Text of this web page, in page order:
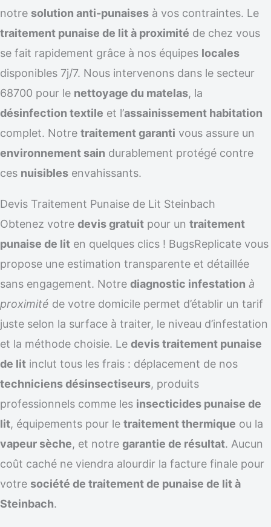
notre solution anti-punaises à vos contraintes. Le
traitement punaise de lit à proximité de chez vous
se fait rapidement grâce à nos équipes locales
disponibles 7j/7. Nous intervenons dans le secteur
68700 pour le nettoyage du matelas, la
désinfection textile et l’assainissement habitation
complet. Notre traitement garanti vous assure un
environnement sain durablement protégé contre
ces nuisibles envahissants.
Devis Traitement Punaise de Lit Steinbach
Obtenez votre devis gratuit pour un traitement
punaise de lit en quelques clics ! BugsReplicate vous
propose une estimation transparente et détaillée
sans engagement. Notre diagnostic infestation à
proximité de votre domicile permet d’établir un tarif
juste selon la surface à traiter, le niveau d’infestation
et la méthode choisie. Le devis traitement punaise
de lit inclut tous les frais : déplacement de nos
techniciens désinsectiseurs, produits
professionnels comme les insecticides punaise de
lit, équipements pour le traitement thermique ou la
vapeur sèche, et notre garantie de résultat. Aucun
coût caché ne viendra alourdir la facture finale pour
votre société de traitement de punaise de lit à
Steinbach.